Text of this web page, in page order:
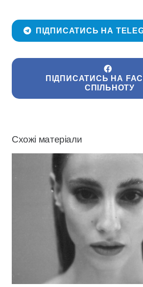
ПІДПИСАТИСЬ НА
ПІДПИСАТИСЬ НА
СПІЛЬНОТУ
Схожі матеріали